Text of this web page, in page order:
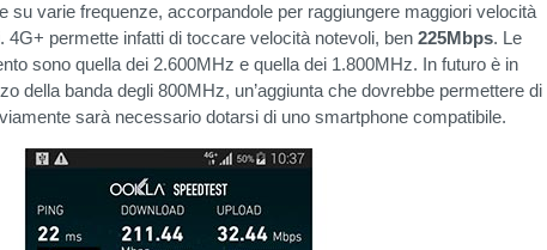
su varie frequenze, accorpandole per raggiungere maggiori velocità
4G+ permette infatti di toccare velocità notevoli, ben 225Mbps. Le
sono quella dei 2.600MHz e quella dei 1.800MHz. In futuro è in
della banda degli 800MHz, un’aggiunta che dovrebbe permettere di
sarà necessario dotarsi di uno smartphone compatibile.